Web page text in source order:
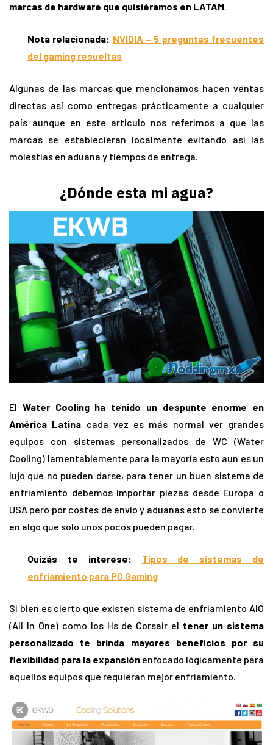
marcas de hardware que quisiéramos en LATAM.
Nota relacionada: NVIDIA – 5 preguntas frecuentes
del gaming resueltas
Algunas de las marcas que mencionamos hacen ventas
directas así como entregas prácticamente a cualquier
país aunque en este articulo nos referimos a que las
marcas se establecieran localmente evitando así las
molestias en aduana y tiempos de entrega.
¿Dónde esta mi agua?
El Water Cooling ha tenido un despunte enorme en
América Latina cada vez es más normal ver grandes
equipos con sistemas personalizados de WC (Water
Cooling) lamentablemente para la mayoría esto aun es un
lujo que no pueden darse, para tener un buen sistema de
enfriamiento debemos importar piezas desde Europa o
USA pero por costes de envío y aduanas esto se convierte
en algo que solo unos pocos pueden pagar.
Quizás te interese: Tipos de sistemas de
enfriamiento para PC Gaming
Si bien es cierto que existen sistema de enfriamiento AIO
(All In One) como los Hs de Corsair el tener un sistema
personalizado te brinda mayores beneficios por su
flexibilidad para la expansión enfocado lógicamente para
aquellos equipos que requieran mejor enfriamiento.